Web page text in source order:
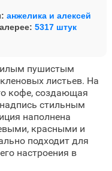
анжелика и алексей
5317 штук
пушистым
листьев. На
кофе, создающая
стильным
наполнена
красными и
подходит для
настроения в